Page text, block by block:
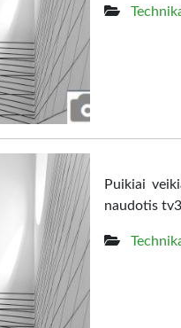
Puikiai
naudotis